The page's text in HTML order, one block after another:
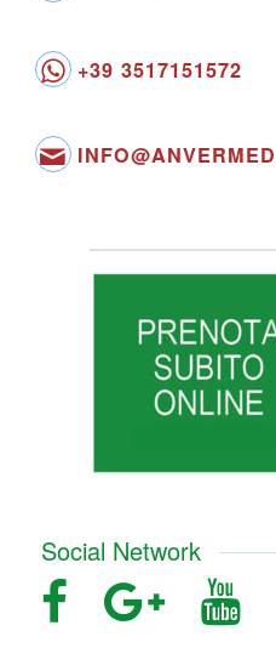
+39 3517151572
Social Network